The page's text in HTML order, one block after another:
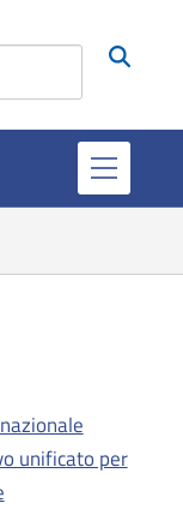
unificato per